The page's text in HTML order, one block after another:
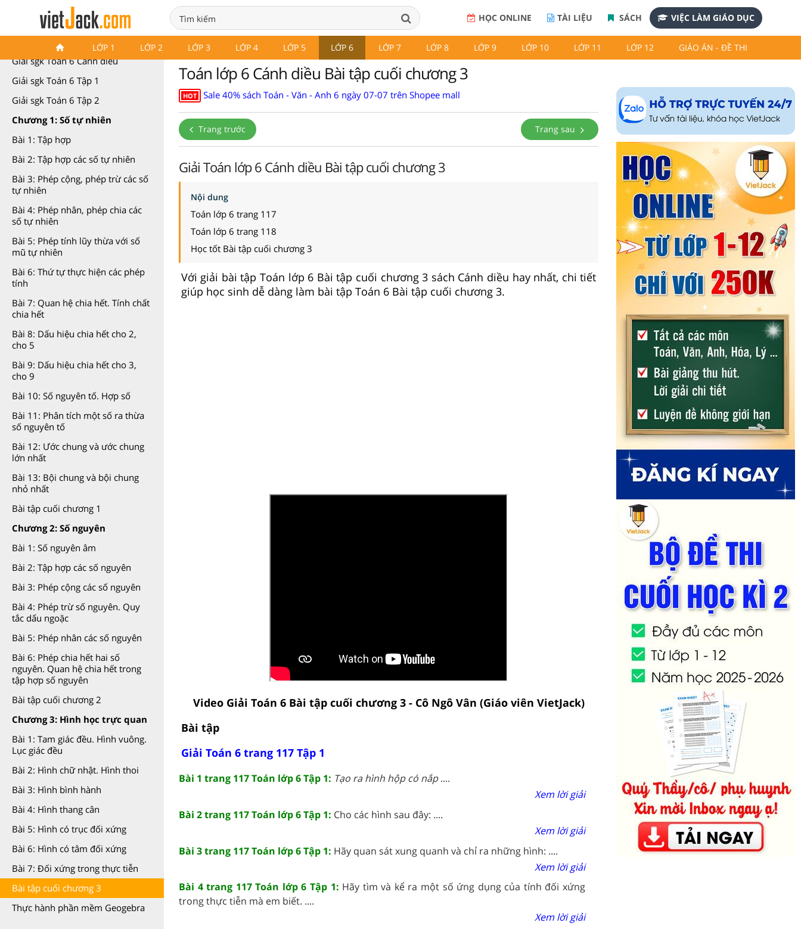
HỌC ONLINE TÀI LIỆU SÁCH VIỆC LÀM GIÁO DỤC
LỚP 1 LỚP 2 LỚP 3 LỚP 4 LỚP 5 LỚP 6 LỚP 7 LỚP 8 LỚP 9 LỚP 10 LỚP 11 LỚP 12 GIÁO ÁN - ĐỀ THI
Toán 6 Cánh diều
Giải sgk Toán 6 Cánh diều
Giải sgk Toán 6 Tập 1
Giải sgk Toán 6 Tập 2
Chương 1: Số tự nhiên
Bài 1: Tập hợp
Bài 2: Tập hợp các số tự nhiên
Bài 3: Phép cộng, phép trừ các số
tự nhiên
Bài 4: Phép nhân, phép chia các
số tự nhiên
Bài 5: Phép tính lũy thừa với số
mũ tự nhiên
Bài 6: Thứ tự thực hiện các phép
tính
Bài 7: Quan hệ chia hết. Tính chất
chia hết
Bài 8: Dấu hiệu chia hết cho 2,
cho 5
Bài 9: Dấu hiệu chia hết cho 3,
cho 9
Bài 10: Số nguyên tố. Hợp số
Bài 11: Phân tích một số ra thừa
số nguyên tố
Bài 12: Ước chung và ước chung
lớn nhất
Bài 13: Bội chung và bội chung
nhỏ nhất
Bài tập cuối chương 1
Chương 2: Số nguyên
Bài 1: Số nguyên âm
Bài 2: Tập hợp các số nguyên
Bài 3: Phép cộng các số nguyên
Bài 4: Phép trừ số nguyên. Quy
tắc dấu ngoặc
Bài 5: Phép nhân các số nguyên
Bài 6: Phép chia hết hai số
nguyên. Quan hệ chia hết trong
tập hợp số nguyên
Bài tập cuối chương 2
Chương 3: Hình học trực quan
Bài 1: Tam giác đều. Hình vuông.
Lục giác đều
Bài 2: Hình chữ nhật. Hình thoi
Bài 3: Hình bình hành
Bài 4: Hình thang cân
Bài 5: Hình có trục đối xứng
Bài 6: Hình có tâm đối xứng
Bài 7: Đối xứng trong thực tiễn
Bài tập cuối chương 3
Thực hành phần mềm Geogebra
Toán lớp 6 Cánh diều Bài tập cuối chương 3
HOT Sale 40% sách Toán - Văn - Anh 6 ngày 07-07 trên Shopee mall
Trang trước Trang sau
Giải Toán lớp 6 Cánh diều Bài tập cuối chương 3
Nội dung
Toán lớp 6 trang 117
Toán lớp 6 trang 118
Học tốt Bài tập cuối chương 3
Với giải bài tập Toán lớp 6 Bài tập cuối chương 3 sách Cánh diều hay nhất, chi tiết
giúp học sinh dễ dàng làm bài tập Toán 6 Bài tập cuối chương 3.
Video Giải Toán 6 Bài tập cuối chương 3 - Cô Ngô Vân (Giáo viên VietJack)
Bài tập
Giải Toán 6 trang 117 Tập 1
Bài 1 trang 117 Toán lớp 6 Tập 1: Tạo ra hình hộp có nắp....
Xem lời giải
Bài 2 trang 117 Toán lớp 6 Tập 1: Cho các hình sau đây: ....
Xem lời giải
Bài 3 trang 117 Toán lớp 6 Tập 1: Hãy quan sát xung quanh và chỉ ra những hình: ....
Xem lời giải
Bài 4 trang 117 Toán lớp 6 Tập 1: Hãy tìm và kể ra một số ứng dụng của tính đối xứng
trong thực tiễn mà em biết. ....
Xem lời giải